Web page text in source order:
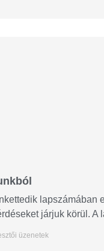
lapszámában
járjuk körül. A
üzenetek